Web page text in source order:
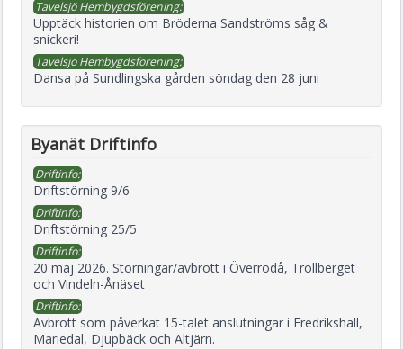
Tavelsjö Hembygdsförening:
Upptäck historien om Bröderna Sandströms såg &
snickeri!
Tavelsjö Hembygdsförening:
Dansa på Sundlingska gården söndag den 28 juni
Byanät Driftinfo
Driftinfo:
Driftstörning 9/6
Driftinfo:
Driftstörning 25/5
Driftinfo:
20 maj 2026. Störningar/avbrott i Överrödå, Trollberget
och Vindeln-Ånäset
Driftinfo:
Avbrott som påverkat 15-talet anslutningar i Fredrikshall,
Mariedal, Djupbäck och Altjärn.